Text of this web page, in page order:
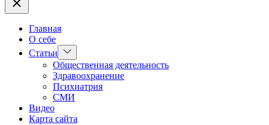
Главная
О себе
Статьи
Show
sub
menu
Общественная деятельность
Здравоохранение
Психиатрия
СМИ
Видео
Карта сайта